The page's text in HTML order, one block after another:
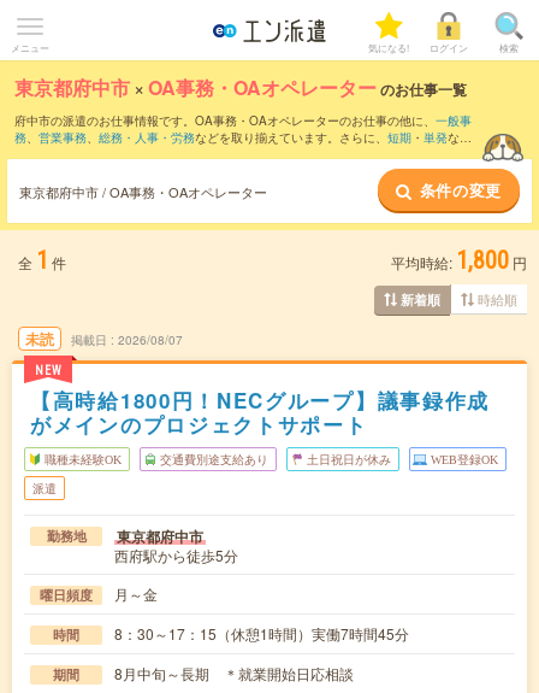
メニュー 気になる! ログイン 検索
東京都府中市 ×OA事務・OAオペレーターのお仕事一覧
府中市の派遣のお仕事情報です。OA事務・OAオペレーターのお仕事の他に、 一般事
務、 営業事務、 総務・人事・労務などを取り揃えています。さらに、 短期 ・ 単発など
東京都府中市 / OA事務・OAオペレーター 条件の変更
全 1 件 平均時給: 1,800 円
新着順 時給順
未読
NEW
掲載日 2026/08/07
【高時給1800円！NECグループ】議事録作成
がメインのプロジェクトサポート
職種未経験OK 交通費別途支給あり 土日祝日が休み WEB登録OK
派遣
勤務地 東京都府中市
西府駅から徒歩5分
曜日頻度 月～金
時間 8：30～17：15（休憩1時間）実働7時間45分
期間 8月中旬～長期 ＊就業開始日応相談